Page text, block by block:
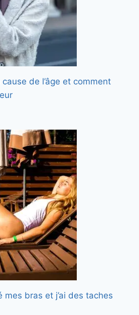
de l’âge et comment
mes bras et j’ai des taches